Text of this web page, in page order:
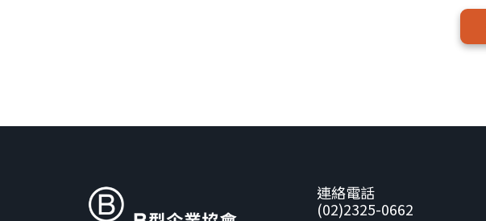
連絡電話
(02)2325-0662